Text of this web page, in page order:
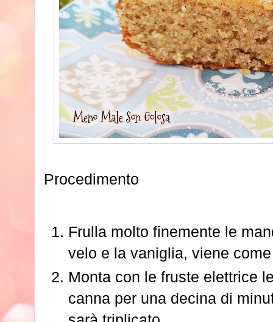
Procedimento
Frulla molto finemente le
velo e la vaniglia, viene
Monta con le fruste elettrice
canna per una decina di